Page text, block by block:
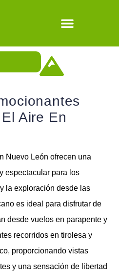
Aire En
Nuevo León ofrecen una
espectacular para los
la exploración desde las
es ideal para disfrutar de
desde vuelos en parapente y
recorridos en tirolesa y
proporcionando vistas
y una sensación de libertad